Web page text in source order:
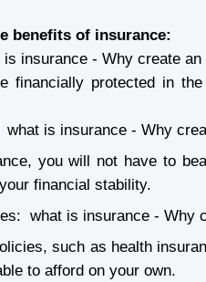
benefits of insurance:
insurance - Why create an
financially protected in
is insurance - Why
you will not have to
financial stability.
what is insurance - Why
such as health
to afford on your own.